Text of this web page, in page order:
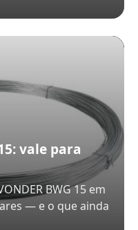
vale para
BWG 15 em
— e o que ainda